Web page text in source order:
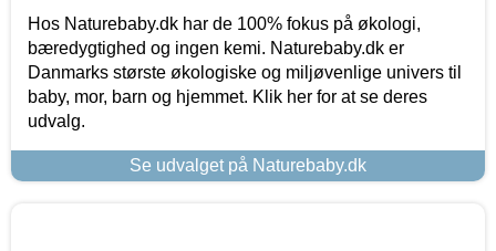
Hos Naturebaby.dk har de 100% fokus på økologi,
bæredygtighed og ingen kemi. Naturebaby.dk er
Danmarks største økologiske og miljøvenlige univers til
baby, mor, barn og hjemmet. Klik her for at se deres
udvalg.
Se udvalget på Naturebaby.dk